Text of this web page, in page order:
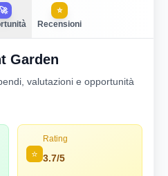
🚀
⭐
Recensioni
Garden
valutazioni e opportunità
⭐
Rating
3.7/5